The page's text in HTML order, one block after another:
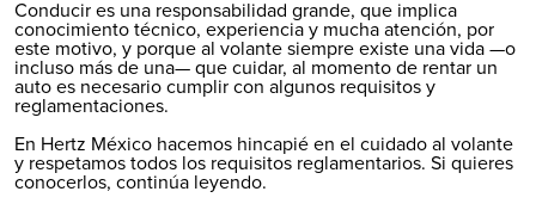
Conducir es una responsabilidad grande, que implica
conocimiento técnico, experiencia y mucha atención, por
este motivo, y porque al volante siempre existe una vida —o
incluso más de una— que cuidar, al momento de rentar un
auto es necesario cumplir con algunos requisitos y
reglamentaciones.
En Hertz México hacemos hincapié en el cuidado al volante
y respetamos todos los requisitos reglamentarios. Si quieres
conocerlos, continúa leyendo.